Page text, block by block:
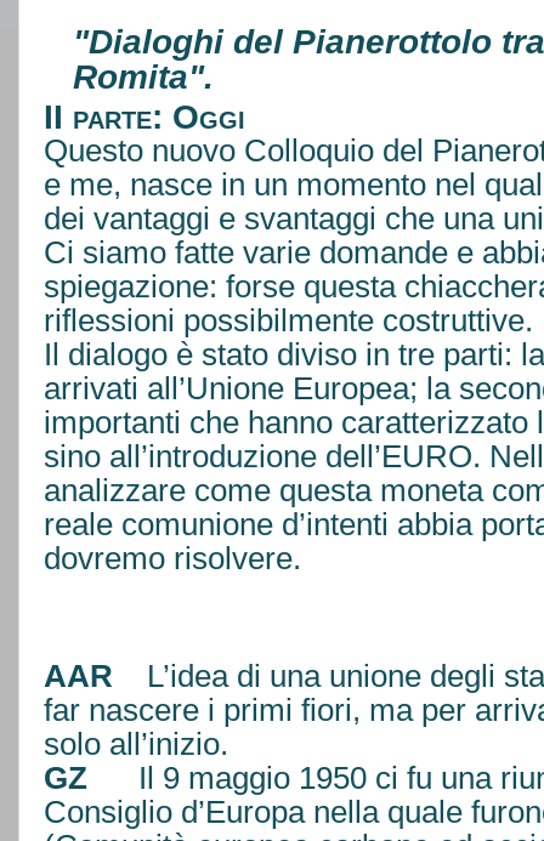
"Dialoghi del Pianerottolo
Romita".
II parte: Oggi
Questo nuovo Colloquio del
e me, nasce in un momento nel
dei vantaggi e svantaggi che una
Ci siamo fatte varie domande e
spiegazione: forse questa
riflessioni possibilmente costruttive.
Il dialogo è stato diviso in tre parti:
arrivati all’Unione Europea; la
importanti che hanno caratterizzato
sino all’introduzione dell’EURO.
analizzare come questa moneta
reale comunione d’intenti abbia
dovremo risolvere.
AAR L’idea di una unione degli
far nascere i primi fiori, ma per
solo all’inizio.
GZ
Il 9 maggio 1950 ci fu una
Consiglio d’Europa nella quale